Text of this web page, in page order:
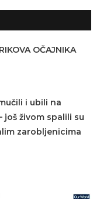
OČAJNIKA
i ubili na
živom spalili su
zarobljenicima